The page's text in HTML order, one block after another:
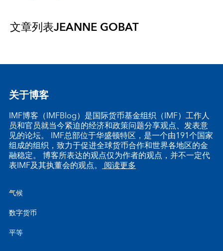
文章列表JEANNE GOBAT
关于博客
IMF博客（IMFBlog）是国际货币基金组织（IMF）工作人
员和官员就当今紧迫的经济和政策问题分享观点、发表意
见的论坛。 IMF总部位于华盛顿特区，是一个由191个国家
组成的组织，致力于促进全球货币合作和世界各地区的金
融稳定。 博客所表达的观点仅为作者的观点，并不一定代
表IMF及其执董会的观点。 阅读更多
气候
数字货币
平等